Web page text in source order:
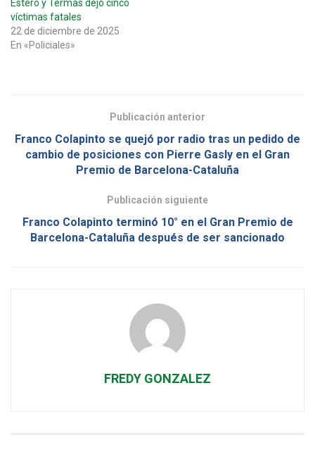
Estero y Termas dejó cinco
víctimas fatales
22 de diciembre de 2025
En «Policiales»
Publicación anterior
Franco Colapinto se quejó por radio tras un pedido de
cambio de posiciones con Pierre Gasly en el Gran
Premio de Barcelona-Cataluña
Publicación siguiente
Franco Colapinto terminó 10° en el Gran Premio de
Barcelona-Cataluña después de ser sancionado
FREDY GONZALEZ